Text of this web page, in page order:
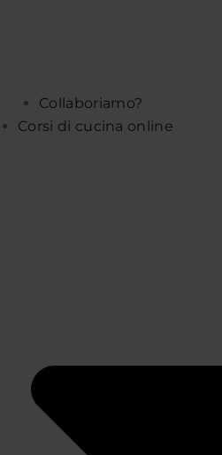
Collaboriamo?
Corsi di cucina online